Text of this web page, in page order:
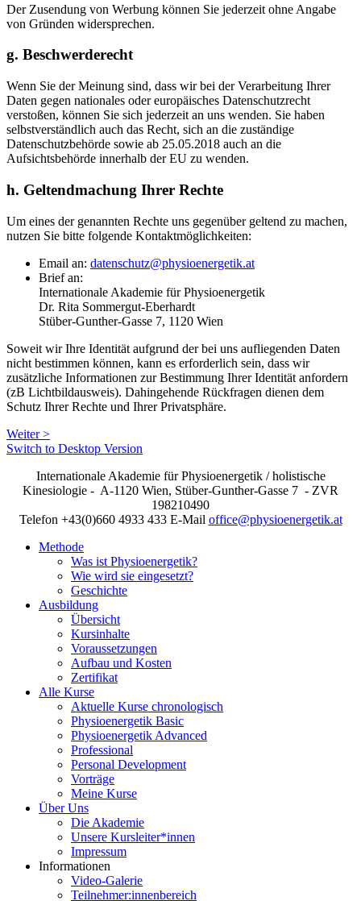
Der Zusendung von Werbung können Sie jederzeit ohne Angabe
von Gründen widersprechen.
g. Beschwerderecht
Wenn Sie der Meinung sind, dass wir bei der Verarbeitung Ihrer
Daten gegen nationales oder europäisches Datenschutzrecht
verstoßen, können Sie sich jederzeit an uns wenden. Sie haben
selbstverständlich auch das Recht, sich an die zuständige
Datenschutzbehörde sowie ab 25.05.2018 auch an die
Aufsichtsbehörde innerhalb der EU zu wenden.
h. Geltendmachung Ihrer Rechte
Um eines der genannten Rechte uns gegenüber geltend zu machen,
nutzen Sie bitte folgende Kontaktmöglichkeiten:
Email an: datenschutz@physioenergetik.at
Brief an:
Internationale Akademie für Physioenergetik
Dr. Rita Sommergut-Eberhardt
Stüber-Gunther-Gasse 7, 1120 Wien
Soweit wir Ihre Identität aufgrund der bei uns aufliegenden Daten
nicht bestimmen können, kann es erforderlich sein, dass wir
zusätzliche Informationen zur Bestimmung Ihrer Identität anfordern
(zB Lichtbildausweis). Dahingehende Rückfragen dienen dem
Schutz Ihrer Rechte und Ihrer Privatsphäre.
Weiter >
Switch to Desktop Version
Internationale Akademie für Physioenergetik / holistische
Kinesiologie - A-1120 Wien, Stüber-Gunther-Gasse 7 - ZVR
198210490
Telefon +43(0)660 4933 433 E-Mail office@physioenergetik.at
Methode
Was ist Physioenergetik?
Wie wird sie eingesetzt?
Geschichte
Ausbildung
Übersicht
Kursinhalte
Voraussetzungen
Aufbau und Kosten
Zertifikat
Alle Kurse
Aktuelle Kurse chronologisch
Physioenergetik Basic
Physioenergetik Advanced
Professional
Personal Development
Vorträge
Meine Kurse
Über Uns
Die Akademie
Unsere Kursleiter*innen
Impressum
Informationen
Video-Galerie
Teilnehmer:innenbereich